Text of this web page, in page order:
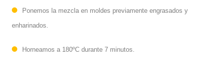
Ponemos la mezcla en moldes previamente engrasados y
enharinados.
Horneamos a 180ºC durante 7 minutos.